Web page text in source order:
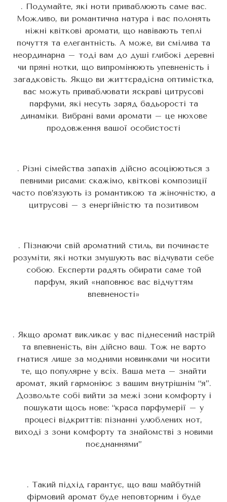
. Подумайте, які ноти приваблюють саме вас.
Можливо, ви романтична натура і вас полонять
ніжні квіткові аромати, що навівають теплі
почуття та елегантність. А може, ви смілива та
неординарна – тоді вам до душі глибокі деревні
чи пряні нотки, що випромінюють упевненість і
загадковість. Якщо ви життєрадісна оптимістка,
вас можуть приваблювати яскраві цитрусові
парфуми, які несуть заряд бадьорості та
динаміки. Вибрані вами аромати – це нюхове
продовження вашої особистості
. Різні сімейства запахів дійсно асоціюються з
певними рисами: скажімо, квіткові композиції
часто пов’язують із романтикою та жіночністю, а
цитрусові – з енергійністю та позитивом
. Пізнаючи свій ароматний стиль, ви починаєте
розуміти, які нотки змушують вас відчувати себе
собою. Експерти радять обирати саме той
парфум, який «наповнює вас відчуттям
впевненості»
. Якщо аромат викликає у вас піднесений настрій
та впевненість, він дійсно ваш. Тож не варто
гнатися лише за модними новинками чи носити
те, що популярне у всіх. Ваша мета – знайти
аромат, який гармоніює з вашим внутрішнім “я”.
Дозвольте собі вийти за межі зони комфорту і
пошукати щось нове: “краса парфумерії – у
процесі відкриттів: пізнанні улюблених нот,
виході з зони комфорту та знайомстві з новими
поєднаннями”
. Такий підхід гарантує, що ваш майбутній
фірмовий аромат буде неповторним і буде